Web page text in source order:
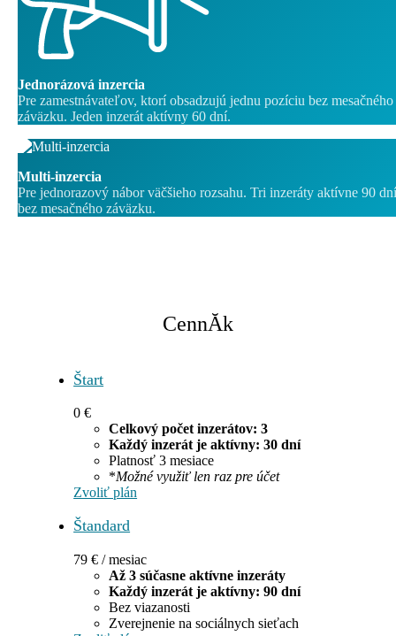
Jednorázová inzercia
Pre zamestnávateľov, ktorí obsadzujú jednu pozíciu bez mesačného
záväzku. Jeden inzerát aktívny 60 dní.
Multi-inzercia
Pre jednorazový nábor väčšieho rozsahu. Tri inzeráty aktívne 90
bez mesačného záväzku.
CennĂ­k
Štart
0 €
Celkový počet inzerátov: 3
Každý inzerát je aktívny: 30 dní
Platnosť 3 mesiace
*Možné využiť len raz pre účet
Zvoliť plán
Štandard
79€ / mesiac
Až 3 súčasne aktívne inzeráty
Každý inzerát je aktívny: 90 dní
Bez viazanosti
Zverejnenie na sociálnych sieťach